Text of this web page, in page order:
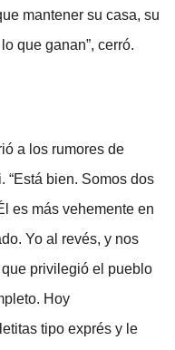
mantener su casa, su
que ganan”, cerró.
a los rumores de
“Está bien. Somos dos
es más vehemente en
Yo al revés, y nos
privilegió el pueblo
Hoy
tipo exprés y le